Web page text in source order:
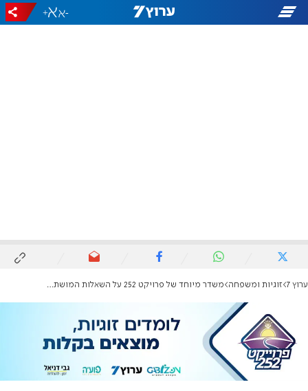
-
+
ערוץ 7 זוגיות ומשפחה משדר מיוחד של פרויקט 252 על השאלות המושתקות בדרך לחופה - עם אלירז פיין, יהונתן קליין ועוד